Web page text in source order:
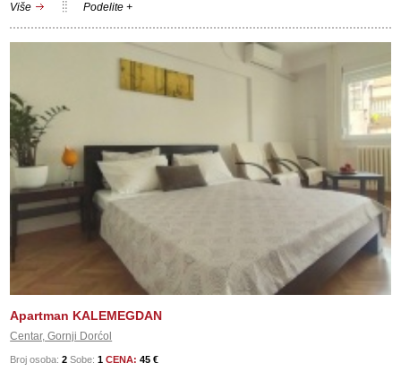
Više Podelite +
Apartman KALEMEGDAN
Centar, Gornji Dorćol
Broj osoba:2 Sobe:1 CENA:45 €